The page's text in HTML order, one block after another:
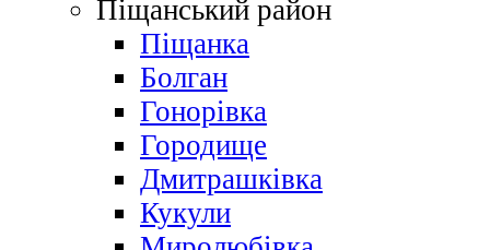
Піщанський район
Піщанка
Болган
Гонорівка
Городище
Дмитрашківка
Кукули